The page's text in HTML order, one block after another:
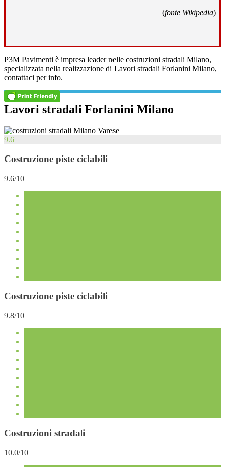
(fonte Wikipedia)
P3M Pavimenti è impresa leader nelle costruzioni stradali Milano,
specializzata nella realizzazione di Lavori stradali Forlanini Milano,
contattaci per info.
Lavori stradali Forlanini Milano
9.6
Costruzione piste ciclabili
9.6/10
Costruzione piste ciclabili
9.8/10
Costruzioni stradali
10.0/10